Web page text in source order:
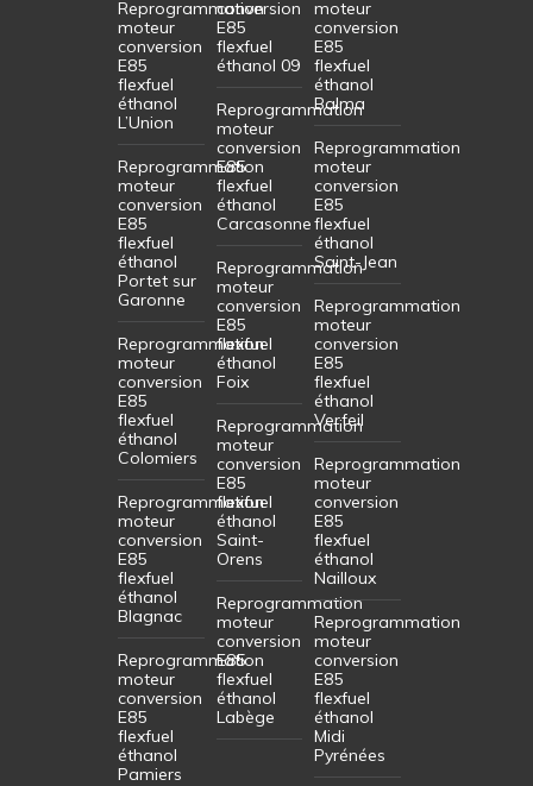
Reprogrammation
moteur
conversion
E85
flexfuel
éthanol
L’Union
Reprogrammation
moteur
conversion
E85
flexfuel
éthanol
Portet sur
Garonne
Reprogrammation
moteur
conversion
E85
flexfuel
éthanol
Colomiers
Reprogrammation
moteur
conversion
E85
flexfuel
éthanol
Blagnac
Reprogrammation
moteur
conversion
E85
flexfuel
éthanol
Pamiers
conversion
E85
flexfuel
éthanol 09
Reprogrammation
moteur
conversion
E85
flexfuel
éthanol
Carcasonne
Reprogrammation
moteur
conversion
E85
flexfuel
éthanol
Foix
Reprogrammation
moteur
conversion
E85
flexfuel
éthanol
Saint-
Orens
Reprogrammation
moteur
conversion
E85
flexfuel
éthanol
Labège
moteur
conversion
E85
flexfuel
éthanol
Balma
Reprogrammation
moteur
conversion
E85
flexfuel
éthanol
Saint-Jean
Reprogrammation
moteur
conversion
E85
flexfuel
éthanol
Verfeil
Reprogrammation
moteur
conversion
E85
flexfuel
éthanol
Nailloux
Reprogrammation
moteur
conversion
E85
flexfuel
éthanol
Midi
Pyrénées